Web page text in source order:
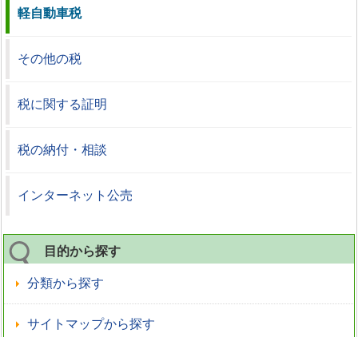
軽自動車税
その他の税
税に関する証明
税の納付・相談
インターネット公売
目的から探す
分類から探す
サイトマップから探す